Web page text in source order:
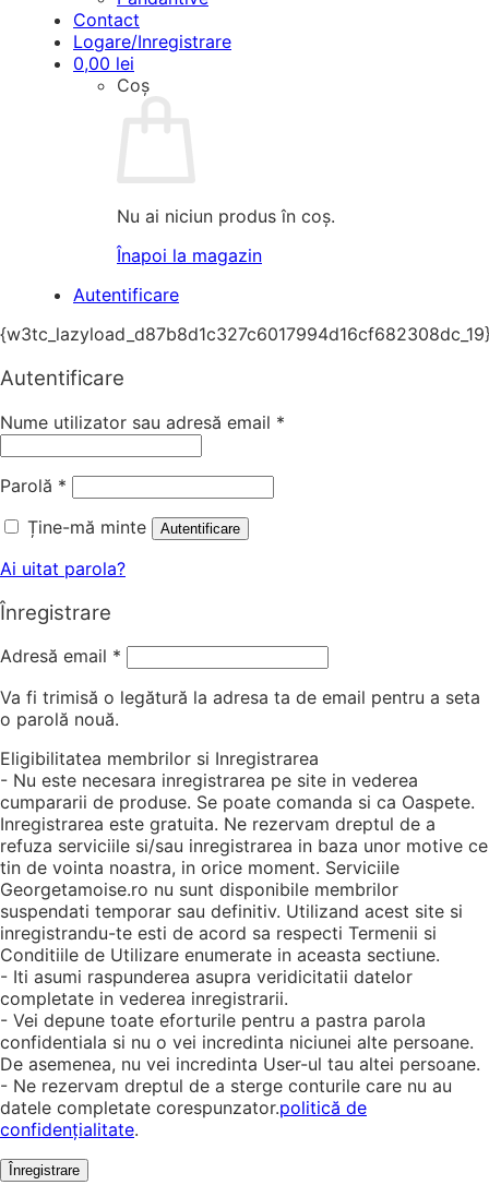
Contact
Logare/Inregistrare
0,00 lei
Coș
Nu ai niciun produs în coș.
Înapoi la magazin
Autentificare
Autentificare
Nume utilizator sau adresă email *
Parolă *
Ține-mă minte
Autentificare
Ai uitat parola?
Înregistrare
Adresă email *
Va fi trimisă o legătură la adresa ta de email pentru a seta
o parolă nouă.
Eligibilitatea membrilor si Inregistrarea
- Nu este necesara inregistrarea pe site in vederea
cumpararii de produse. Se poate comanda si ca Oaspete.
Inregistrarea este gratuita. Ne rezervam dreptul de a
refuza serviciile si/sau inregistrarea in baza unor motive ce
tin de vointa noastra, in orice moment. Serviciile
Georgetamoise.ro nu sunt disponibile membrilor
suspendati temporar sau definitiv. Utilizand acest site si
inregistrandu-te esti de acord sa respecti Termenii si
Conditiile de Utilizare enumerate in aceasta sectiune.
- Iti asumi raspunderea asupra veridicitatii datelor
completate in vederea inregistrarii.
- Vei depune toate eforturile pentru a pastra parola
confidentiala si nu o vei incredinta niciunei alte persoane.
De asemenea, nu vei incredinta User-ul tau altei persoane.
- Ne rezervam dreptul de a sterge conturile care nu au
datele completate corespunzator.politică de
confidențialitate.
Înregistrare